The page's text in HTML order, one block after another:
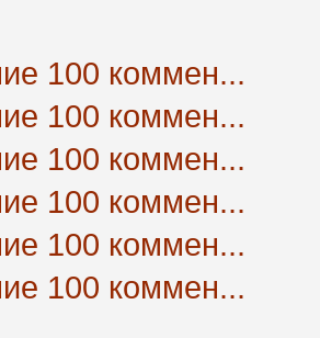
100 коммен...
100 коммен...
100 коммен...
100 коммен...
100 коммен...
100 коммен...